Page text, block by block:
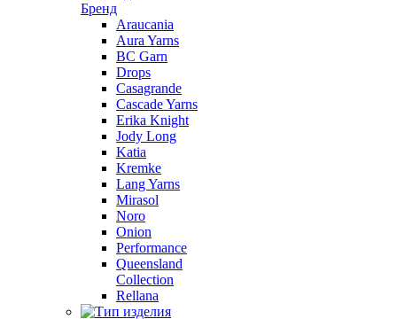
Бренд
Araucania
Aura Yarns
BC Garn
Drops
Casagrande
Cascade Yarns
Erika Knight
Jody Long
Katia
Kremke
Lang Yarns
Mirasol
Noro
Onion
Performance
Queensland
Collection
Rellana